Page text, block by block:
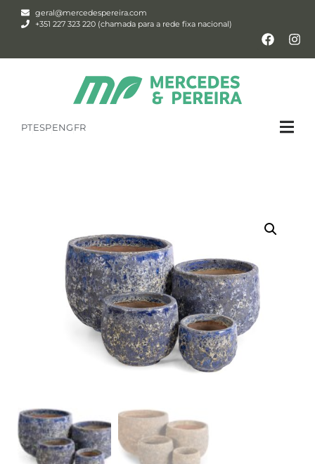
geral@mercedespereira.com
+351 227 323 220 (chamada para a rede fixa nacional)
PTESPENGFR